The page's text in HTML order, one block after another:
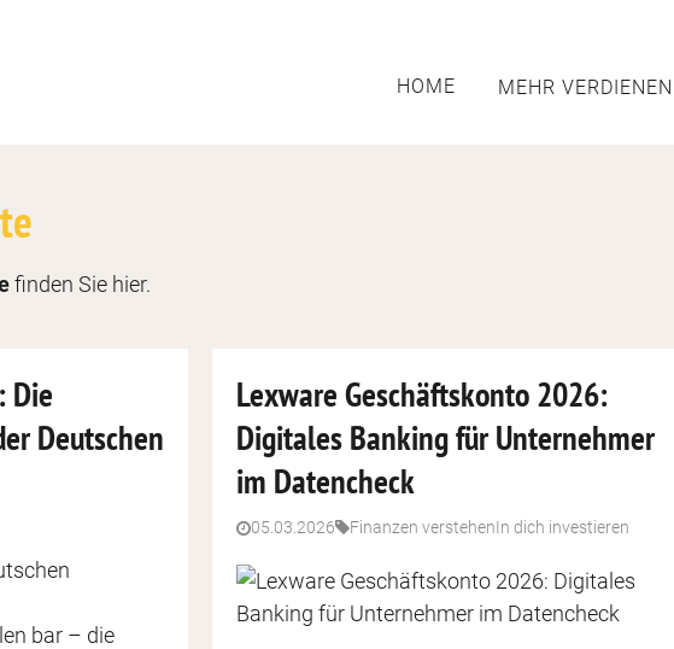
HOME MEHR VERDIENEN
entdecken
bis Handwerk
verstehen
Sparen, Investieren
dein passendes Angebot
finden Sie hier.
Die
Deutschen
bar – die
Lexware Geschäftskonto 2026:
Digitales Banking für Unternehmer
im Datencheck
05.03.2026 Finanzen verstehenIn dich investieren